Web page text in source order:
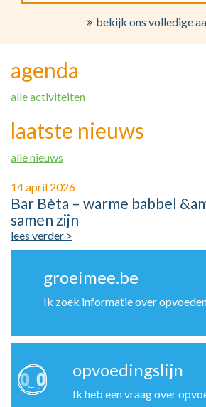
bekijk ons volledige
agenda
alle activiteiten
laatste nieuws
alle nieuws
14 april 2026
Bar Bèta – warme babbel
samen zijn
lees verder >
groeimee.be
Ik zoek informatie over
opvoedingslijn
Ik heb een vraag over